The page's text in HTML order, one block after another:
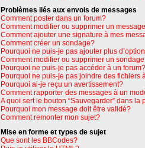
Problèmes liés aux envois de messages
Comment poster dans un forum?
Comment modifier ou supprimer un
Comment ajouter une signature à mes
Comment créer un sondage?
Pourquoi ne puis-je pas ajouter plus
Comment modifier ou supprimer un
Pourquoi ne puis-je pas accéder à un forum?
Pourquoi ne puis-je pas joindre des fichiers
Pourquoi ai-je reçu un avertissement?
Comment rapporter des messages à un
A quoi sert le bouton “Sauvegarder” dans
Pourquoi mon message doit être validé?
Comment remonter mon sujet?
Mise en forme et types de sujet
Que sont les BBCodes?